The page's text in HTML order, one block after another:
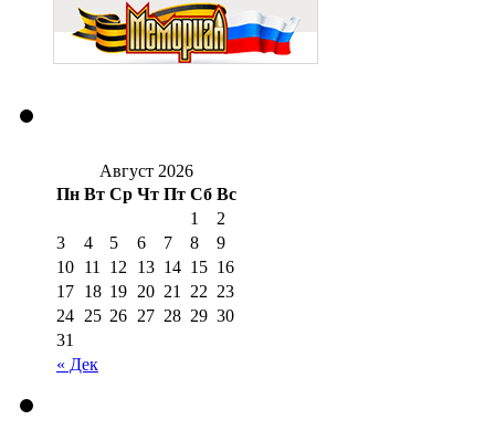
Август 2026
Пн Вт Ср Чт Пт Сб Вс
« Дек
1
2
3
4 5 6 7 8
9
10 11 12 13 14 15 16
17 18 19 20 21 22 23
24 25 26 27 28 29 30
31